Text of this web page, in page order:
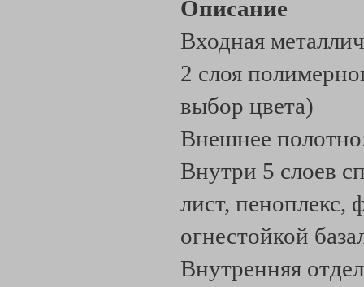
Описание
Входная
2 слоя
выбор цвета)
Внешнее
Внутри 5 слоев
лист, пеноплекс,
огнестойкой
Внутренняя